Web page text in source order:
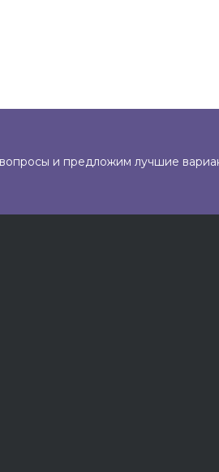
и предложим лучшие